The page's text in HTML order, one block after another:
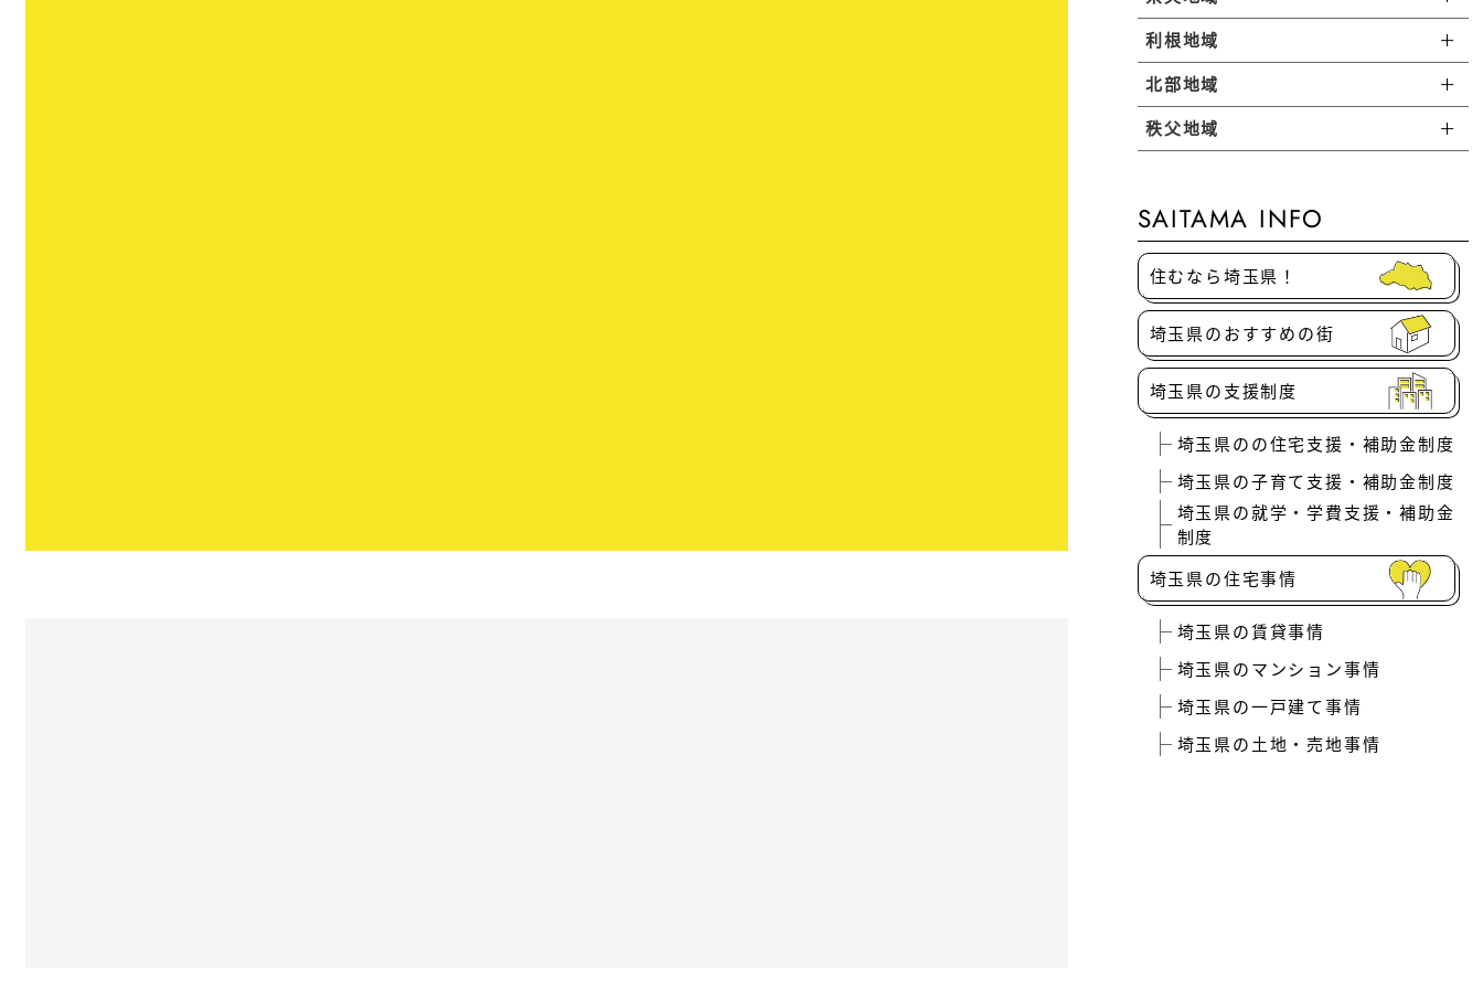
越谷市で暮らす
松伏町で暮らす
春日部市で暮らす
さいたま市岩槻区で暮らす
さいたま市大宮区で暮らす
さいたま市緑区で暮らす
さいたま市桜区で暮らす
さいたま市浦和区で暮らす
さいたま市南区で暮らす
朝霞市で暮らす
志木市で暮らす
富士見市で暮らす
ふじみ野市で暮らす
狭山市で暮らす
入間市で暮らす
日高市で暮らす
鶴ヶ島市で暮らす
川島町で暮らす
毛呂山町で暮らす
越生町で暮らす
鳩山町で暮らす
吉見町で暮らす
滑川町で暮らす
東松山市で暮らす
嵐山町で暮らす
ときがわ町で暮らす
小川町で暮らす
東秩父村で暮らす
上尾市で暮らす
伊奈町で暮らす
桶川市で暮らす
北本市で暮らす
鴻巣市で暮らす
利根地域
蓮田市で暮らす
白岡市で暮らす
幸手市で暮らす
杉戸町で暮らす
宮代町で暮らす
加須市で暮らす
羽生市で暮らす
行田市で暮らす
北部地域
熊谷市で暮らす
美里町で暮らす
本庄市で暮らす
寄居町で暮らす
上里町で暮らす
秩父地域
皆野町で暮らす
小鹿野町で暮らす
横瀬町で暮らす
秩父市で暮らす
SAITAMA INFO
住むなら埼玉県！
埼玉県のおすすめの街
埼玉県の支援制度
埼玉県のの住宅支援・補助金制度
埼玉県の子育て支援・補助金制度
埼玉県の就学・学費支援・補助金
制度
埼玉県の住宅事情
埼玉県の賃貸事情
埼玉県のマンション事情
埼玉県の一戸建て事情
埼玉県の土地・売地事情